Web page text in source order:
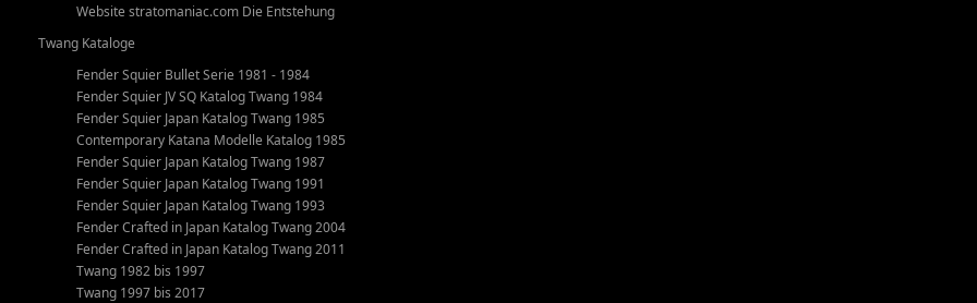
Website stratomaniac.com Die Entstehung
Twang Kataloge
Fender Squier Bullet Serie 1981 - 1984
Fender Squier JV SQ Katalog Twang 1984
Fender Squier Japan Katalog Twang 1985
Contemporary Katana Modelle Katalog 1985
Fender Squier Japan Katalog Twang 1987
Fender Squier Japan Katalog Twang 1991
Fender Squier Japan Katalog Twang 1993
Fender Crafted in Japan Katalog Twang 2004
Fender Crafted in Japan Katalog Twang 2011
Twang 1982 bis 1997
Twang 1997 bis 2017